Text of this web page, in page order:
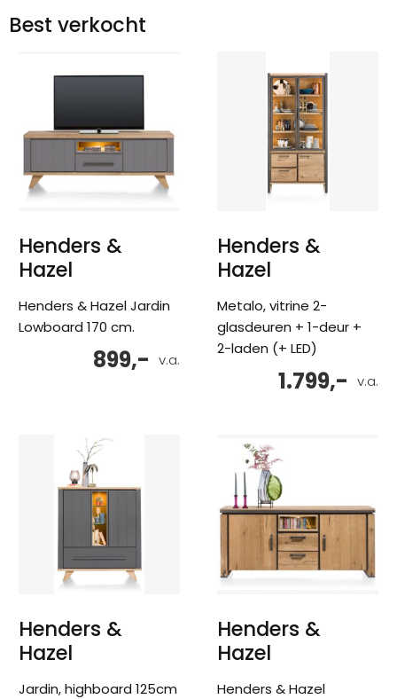
Best verkocht
Henders &
Hazel
Henders & Hazel Jardin
Lowboard 170 cm.
v.a.
899,-
Henders &
Hazel
Metalo, vitrine 2-
glasdeuren + 1-deur +
2-laden (+ LED)
v.a.
1.799,-
Henders &
Hazel
Jardin, highboard 125cm
Henders &
Hazel
Henders & Hazel